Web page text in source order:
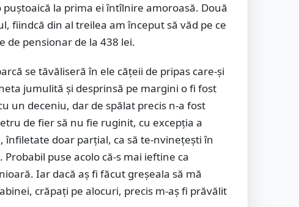
la prima ei întîlnire amoroasă. Două
fiindcă din al treilea am început să văd pe ce
de pensionar de la 438 lei.
se tăvăliseră în ele căţeii de pripas care-şi
jumulită şi desprinsă pe margini o fi fost
un deceniu, dar de spălat precis n-a fost
de fier să nu fie ruginit, cu excepţia a
înfiletate doar parţial, ca să te-nvineţeşti în
puse acolo că-s mai ieftine ca
Iar dacă aş fi făcut greşeala să mă
crăpaţi pe alocuri, precis m-aş fi prăvălit